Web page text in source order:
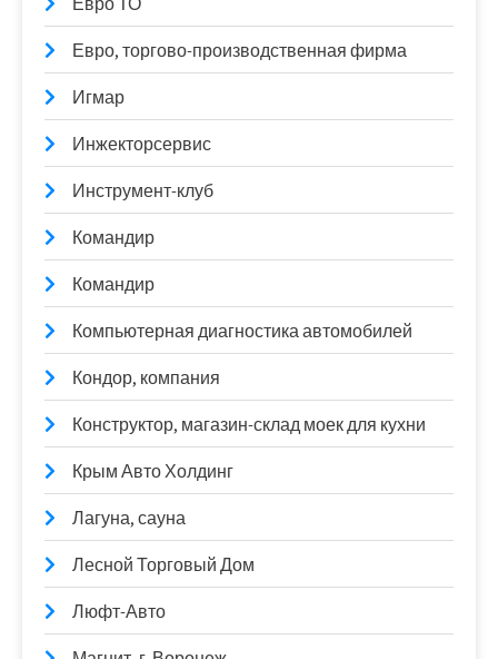
Евро, торгово-производственная фирма
Игмар
Инжекторсервис
Инструмент-клуб
Командир
Командир
Компьютерная диагностика автомобилей
Кондор, компания
Конструктор, магазин-склад моек для кухни
Крым Авто Холдинг
Лагуна, сауна
Лесной Торговый Дом
Люфт-Авто